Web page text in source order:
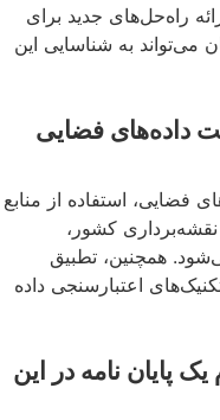
راه‌حل‌های جدید برای
به شناسایی این
داده‌های فضایی
فضایی، استفاده از منابع
نقشه‌برداری کشور،
همچنین، تطبیق
اعتبارسنجی داده
پایان نامه در این